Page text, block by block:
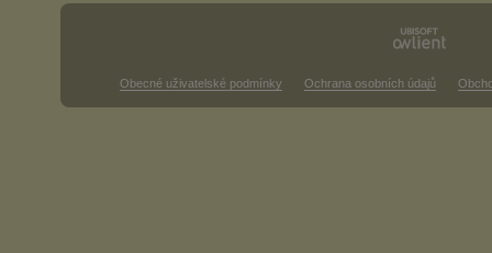
Obecné uživatelské podmínky Ochrana osobních údajů